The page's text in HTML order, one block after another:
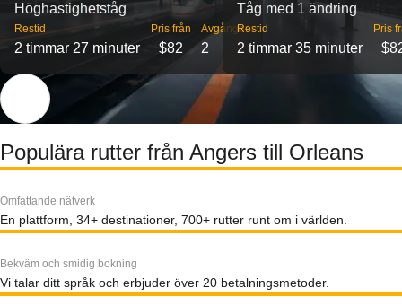
Höghastighetståg
Restid
2 timmar 27 minuter
Pris från
$82
Avgångar
2
Tåg med 1 ändring
Restid
2 timmar 35 minuter
Pris
Populära rutter från Angers till Orleans
Omfattande nätverk
En plattform, 34+ destinationer, 700+ rutter runt om i världen.
Bekväm och smidig bokning
Vi talar ditt språk och erbjuder över 20 betalningsmetoder.